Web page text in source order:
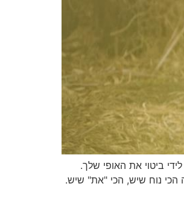
ביטוי את האופי שלך.
הכי נוח שיש, הכי "את" שיש.